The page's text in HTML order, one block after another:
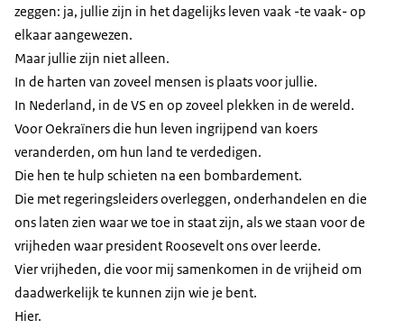
zeggen: ja, jullie zijn in het dagelijks leven vaak -te vaak- op
elkaar aangewezen.
Maar jullie zijn niet alleen.
In de harten van zoveel mensen is plaats voor jullie.
In Nederland, in de VS en op zoveel plekken in de wereld.
Voor Oekraïners die hun leven ingrijpend van koers
veranderden, om hun land te verdedigen.
Die hen te hulp schieten na een bombardement.
Die met regeringsleiders overleggen, onderhandelen en die
ons laten zien waar we toe in staat zijn, als we staan voor de
vrijheden waar president Roosevelt ons over leerde.
Vier vrijheden, die voor mij samenkomen in de vrijheid om
daadwerkelijk te kunnen zijn wie je bent.
Hier.